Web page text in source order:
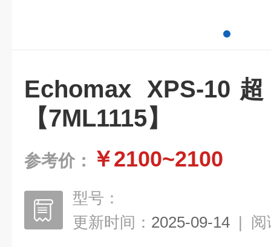
Echomax XPS-10
【7ML1115】
参考价： ￥2100~2100
型号：
更新时间： 2025-09-14 | 阅